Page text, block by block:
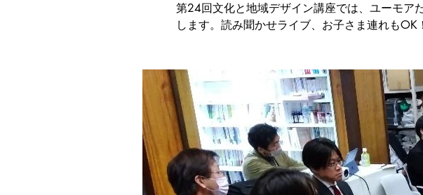
第24回文化と地域デザイン講座では、ユーモア
します。読み聞かせライブ、お子さま連れもOK！